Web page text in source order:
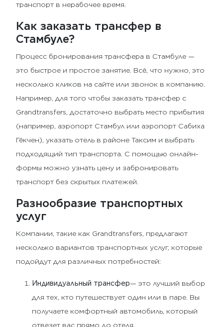
транспорт в нерабочее время.
Как заказать трансфер в
Стамбуле?
Процесс бронирования трансфера в Стамбуле —
это быстрое и простое занятие. Всё, что нужно, это
несколько кликов на сайте или звонок в компанию.
Например, для того чтобы заказать трансфер с
Grandtransfers, достаточно выбрать место прибытия
(например, аэропорт Стамбул или аэропорт Сабиха
Гёкчен), указать отель в районе Таксим и выбрать
подходящий тип транспорта. С помощью онлайн-
формы можно узнать цену и забронировать
транспорт без скрытых платежей.
Разнообразие транспортных
услуг
Компании, такие как Grandtransfers, предлагают
несколько вариантов транспортных услуг, которые
подойдут для различных потребностей:
Индивидуальный трансфер— это лучший выбор
для тех, кто путешествует один или в паре. Вы
получаете комфортный автомобиль, который
отвезет вас прямо до отеля.